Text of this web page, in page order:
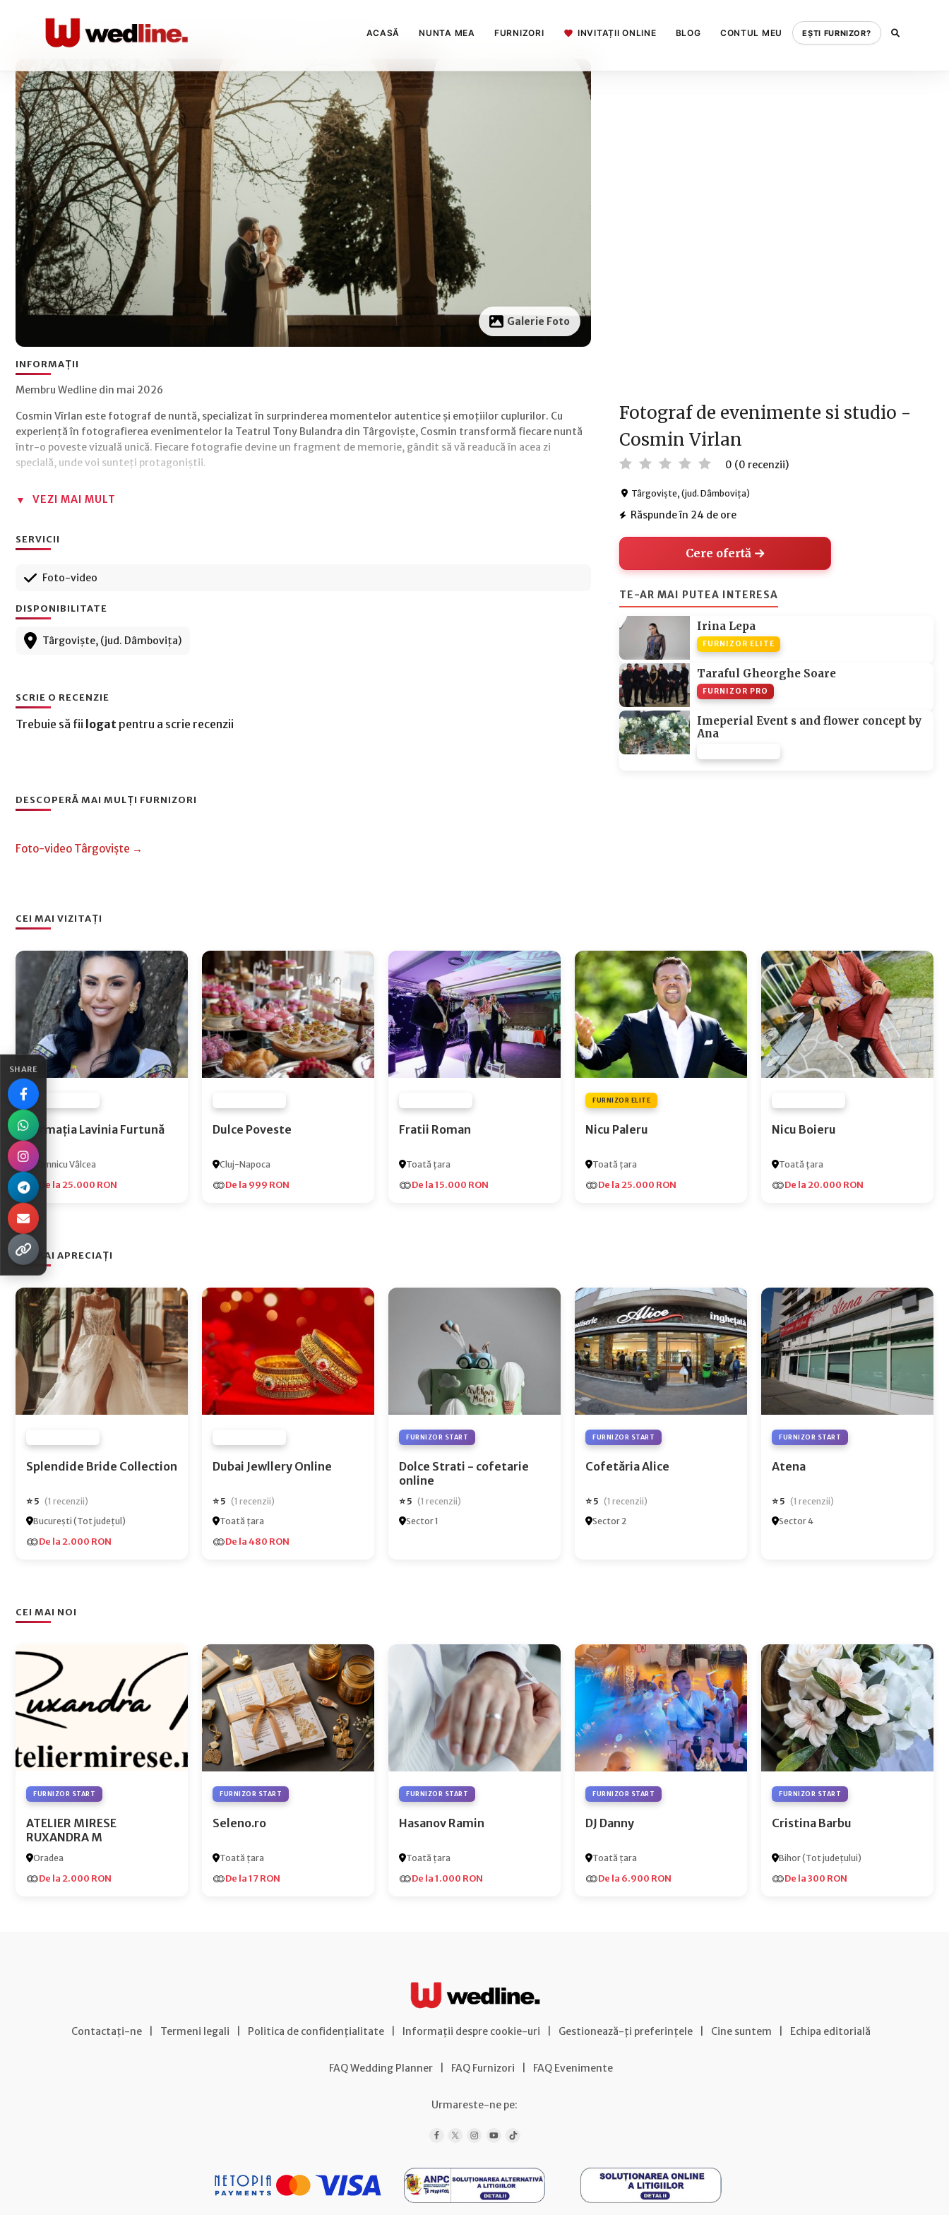
ACASĂ NUNTA MEA FURNIZORI INVITAȚII ONLINE BLOG CONTUL MEU EȘTI FURNIZOR?
SHARE
/ Foto-video / Fotograf de evenimente si studio - Cosmin Virlan
Galerie Foto
Fotograf de evenimente si studio -
Cosmin Virlan
0 (0 recenzii)
Târgoviște, (jud. Dâmbovița)
Răspunde în 24 de ore
Cere ofertă
TE-AR MAI PUTEA INTERESA
Irina Lepa
FURNIZOR ELITE
Taraful Gheorghe Soare
FURNIZOR PRO
Imeperial Event s and flower concept by
Ana
INFORMAȚII
Membru Wedline din mai 2026
Cosmin Vîrlan este fotograf de nuntă, specializat în surprinderea momentelor autentice și emoțiilor cuplurilor. Cu
experiență în fotografierea evenimentelor la Teatrul Tony Bulandra din Târgoviște, Cosmin transformă fiecare nuntă
într-o poveste vizuală unică. Fiecare fotografie devine un fragment de memorie, gândit să vă readucă în acea zi
specială, unde voi sunteți protagoniștii.
VEZI MAI MULT
SERVICII
Foto-video
DISPONIBILITATE
Târgoviște, (jud. Dâmbovița)
SCRIE O RECENZIE
Trebuie să fii logat pentru a scrie recenzii
DESCOPERĂ MAI MULȚI FURNIZORI
Foto-video Târgoviște →
CEI MAI VIZITAȚI
FURNIZOR NONE
Formația Lavinia Furtună
Râmnicu Vâlcea
De la 25.000 RON
Dulce Poveste
Cluj-Napoca
De la 999 RON
Fratii Roman
Toată țara
De la 15.000 RON
FURNIZOR ELITE
Nicu Paleru
Toată țara
De la 25.000 RON
Nicu Boieru
Toată țara
De la 20.000 RON
CEI MAI APRECIAȚI
Splendide Bride Collection
⭐ 5 (1 recenzii)
București (Tot județul)
De la 2.000 RON
Dubai Jewllery Online
⭐ 5 (1 recenzii)
Toată țara
De la 480 RON
FURNIZOR START
Dolce Strati - cofetarie
online
⭐ 5 (1 recenzii)
Sector 1
FURNIZOR START
Cofetăria Alice
⭐ 5 (1 recenzii)
Sector 2
FURNIZOR START
Atena
⭐ 5 (1 recenzii)
Sector 4
CEI MAI NOI
FURNIZOR START
ATELIER MIRESE
RUXANDRA M
Oradea
De la 2.000 RON
FURNIZOR START
Seleno.ro
Toată țara
De la 17 RON
FURNIZOR START
Hasanov Ramin
Toată țara
De la 1.000 RON
FURNIZOR START
DJ Danny
Toată țara
De la 6.900 RON
FURNIZOR START
Cristina Barbu
Bihor (Tot județului)
De la 300 RON
Contactați-ne Termeni legali Politica de confidențialitate Informații despre cookie-uri Gestionează-ți preferințele Cine suntem Echipa editorială
FAQ Wedding Planner FAQ Furnizori FAQ Evenimente
Urmareste-ne pe: